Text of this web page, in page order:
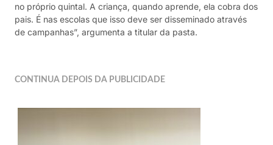
no próprio quintal. A criança, quando aprende, ela cobra dos
pais. É nas escolas que isso deve ser disseminado através
de campanhas”, argumenta a titular da pasta.
CONTINUA DEPOIS DA PUBLICIDADE